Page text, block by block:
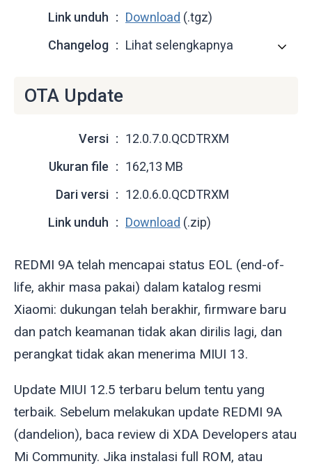
Link unduh
Download (.tgz)
Changelog
Lihat selengkapnya
OTA Update
Versi
12.0.7.0.QCDTRXM
Ukuran file
162,13 MB
Dari versi
12.0.6.0.QCDTRXM
Link unduh
Download (.zip)
REDMI 9A telah mencapai status EOL (end-of-
life, akhir masa pakai) dalam katalog resmi
Xiaomi: dukungan telah berakhir, firmware baru
dan patch keamanan tidak akan dirilis lagi, dan
perangkat tidak akan menerima MIUI 13.
Update MIUI 12.5 terbaru belum tentu yang
terbaik. Sebelum melakukan update REDMI 9A
(dandelion), baca review di XDA Developers atau
Mi Community. Jika instalasi full ROM, atau